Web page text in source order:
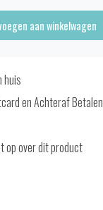
aan winkelwagen
huis
en Achteraf Betalen
op over dit product